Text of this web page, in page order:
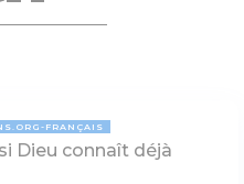
FRANÇAIS
Dieu connaît déjà